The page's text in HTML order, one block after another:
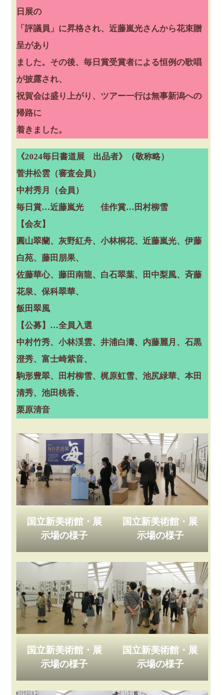
日展の
「評議員」に昇格され、近藤嵐光さんから花束贈
呈があり
ました。その後、毎日賞受賞者による恒例の歌唱
が披露され、
祝賀会は盛り上がり、ツアー一行は無事新潟への
帰路に
着きました。
《2024毎日書道展 出品者》（敬称略）
菅井松雲（審査会員）
中村秀月（会員）
毎日賞…近藤嵐光 佳作賞…田村柳雪
【会友】
圓山翠蘭、灰野紅舟、小林桐花、近藤嵐光、伊藤
白苑、藤田朋果、
佐藤華心、藤田南龍、白石翠葉、田中梨風、斉藤
花泉、保科翠華、
飯田翠風
【公募】…全員入選
中村竹秀、小林渓雲、井浦白濤、内藤麗月、石黒
澄秀、富士崎紫音、
駒形豊翠、田村柳雪、梶原虹雪、池尻緑華、本田
清秀、池田桃香、
栗原清音
国立新美術館・展
示場の様子
国立新美術館・展
示場の様子
国立新美術館・展
示場の様子
国立新美術館・展
示場の様子